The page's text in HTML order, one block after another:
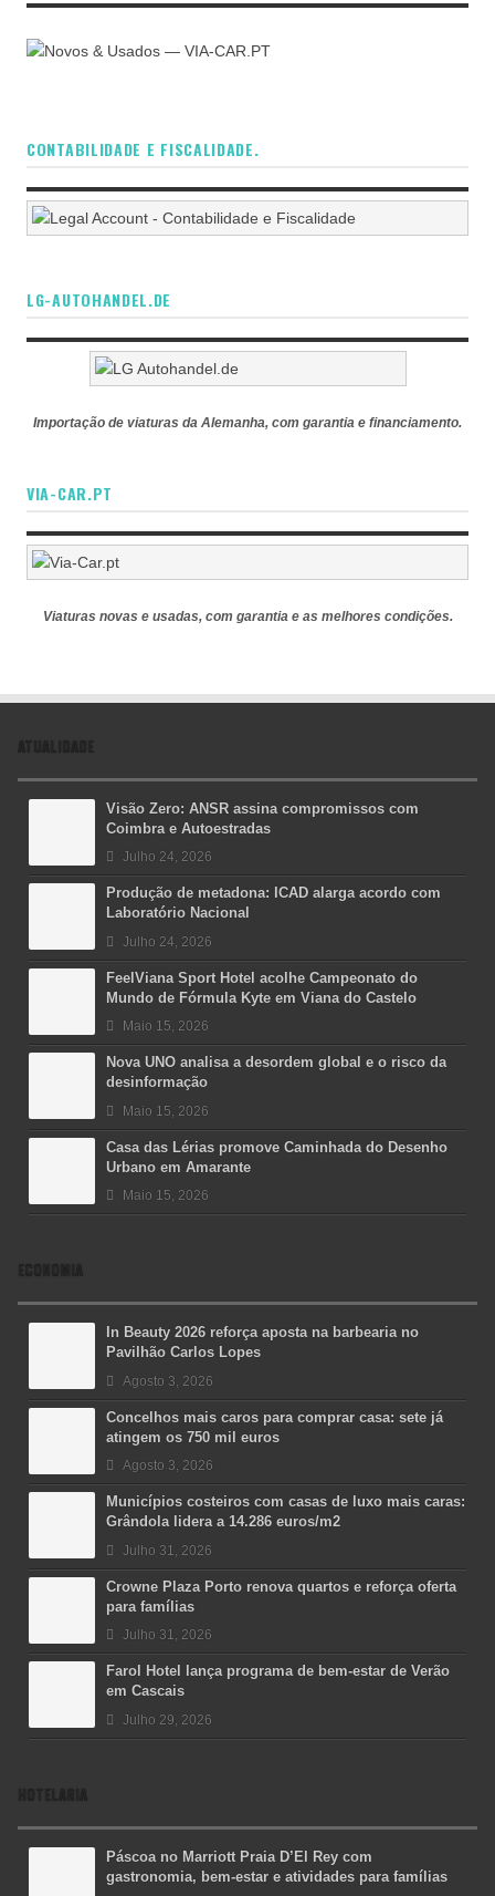
CONTABILIDADE E FISCALIDADE.
LG-AUTOHANDEL.DE
Importação de viaturas da Alemanha, com garantia e financiamento.
VIA-CAR.PT
Viaturas novas e usadas, com garantia e as melhores condições.
ATUALIDADE
Visão Zero: ANSR assina compromissos com
Coimbra e Autoestradas
Julho 24, 2026
Produção de metadona: ICAD alarga acordo com
Laboratório Nacional
Julho 24, 2026
FeelViana Sport Hotel acolhe Campeonato do
Mundo de Fórmula Kyte em Viana do Castelo
Maio 15, 2026
Nova UNO analisa a desordem global e o risco da
desinformação
Maio 15, 2026
Casa das Lérias promove Caminhada do Desenho
Urbano em Amarante
Maio 15, 2026
ECONOMIA
In Beauty 2026 reforça aposta na barbearia no
Pavilhão Carlos Lopes
Agosto 3, 2026
Concelhos mais caros para comprar casa: sete já
atingem os 750 mil euros
Agosto 3, 2026
Municípios costeiros com casas de luxo mais caras:
Grândola lidera a 14.286 euros/m2
Julho 31, 2026
Crowne Plaza Porto renova quartos e reforça oferta
para famílias
Julho 31, 2026
Farol Hotel lança programa de bem-estar de Verão
em Cascais
Julho 29, 2026
HOTELARIA
Páscoa no Marriott Praia D’El Rey com
gastronomia, bem-estar e atividades para famílias